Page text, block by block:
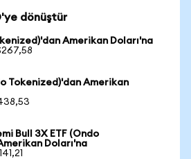
dönüştür
Amerikan Doları'na
Tokenized)'dan Amerikan
Bull 3X ETF (Ondo
Doları'na